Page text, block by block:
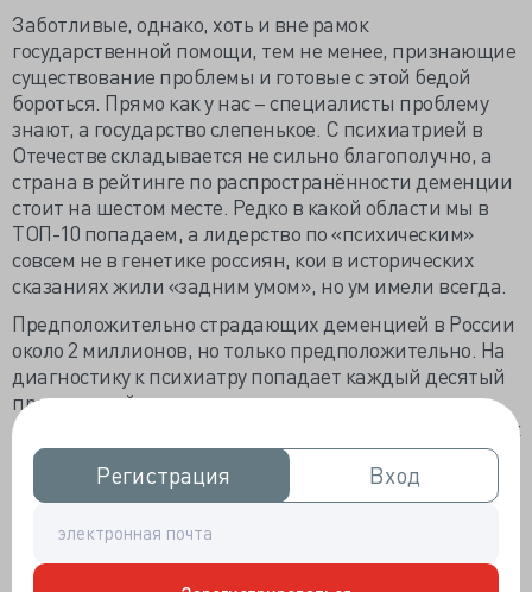
Регистрация
Регистрация Вход
Вход
Заботливые, однако, хоть и вне рамок
государственной помощи, тем не менее, признающие
существование проблемы и готовые с этой бедой
бороться. Прямо как у нас – специалисты проблему
знают, а государство слепенькое. С психиатрией в
Отечестве складывается не сильно благополучно, а
страна в рейтинге по распространённости деменции
стоит на шестом месте. Редко в какой области мы в
ТОП-10 попадаем, а лидерство по «психическим»
совсем не в генетике россиян, кои в исторических
сказаниях жили «задним умом», но ум имели всегда.
Предположительно страдающих деменцией в России
около 2 миллионов, но только предположительно. На
диагностику к психиатру попадает каждый десятый
престарелый с уже выраженными и доставшими
родственников когнитивными проблемами, тогда как
в самых благополучных государствах около 40-50%. И
лечение, продляющее способность к
самообслуживанию, получают всего 5% россиян с
болезнью Альцгеймера. Кстати, редчайшей у
соотечественников по статистике Минздрава.